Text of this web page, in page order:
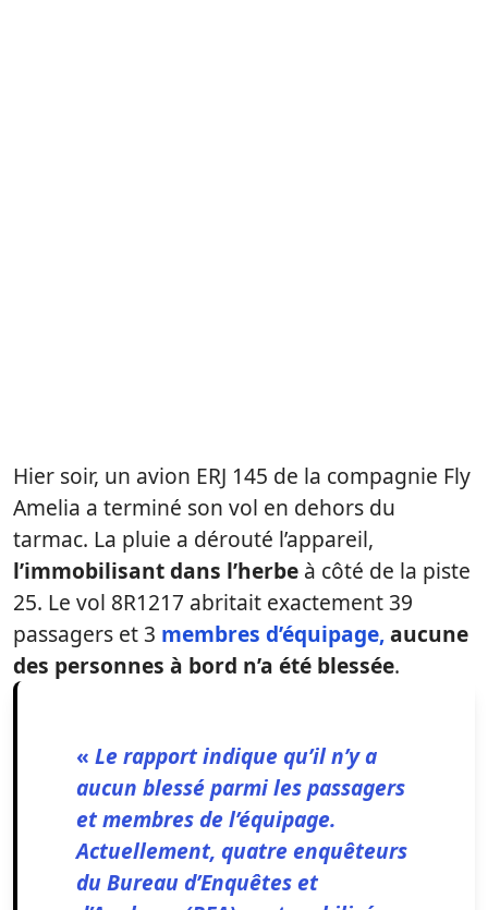
Hier soir, un avion ERJ 145 de la compagnie Fly
Amelia a terminé son vol en dehors du
tarmac. La pluie a dérouté l’appareil,
l’immobilisant dans l’herbe à côté de la piste
25. Le vol 8R1217 abritait exactement 39
passagers et 3 membres d’équipage,aucune
des personnes à bord n’a été blessée.
« Le rapport indique qu’il n’y a
aucun blessé parmi les passagers
et membres de l’équipage.
Actuellement, quatre enquêteurs
du Bureau d’Enquêtes et